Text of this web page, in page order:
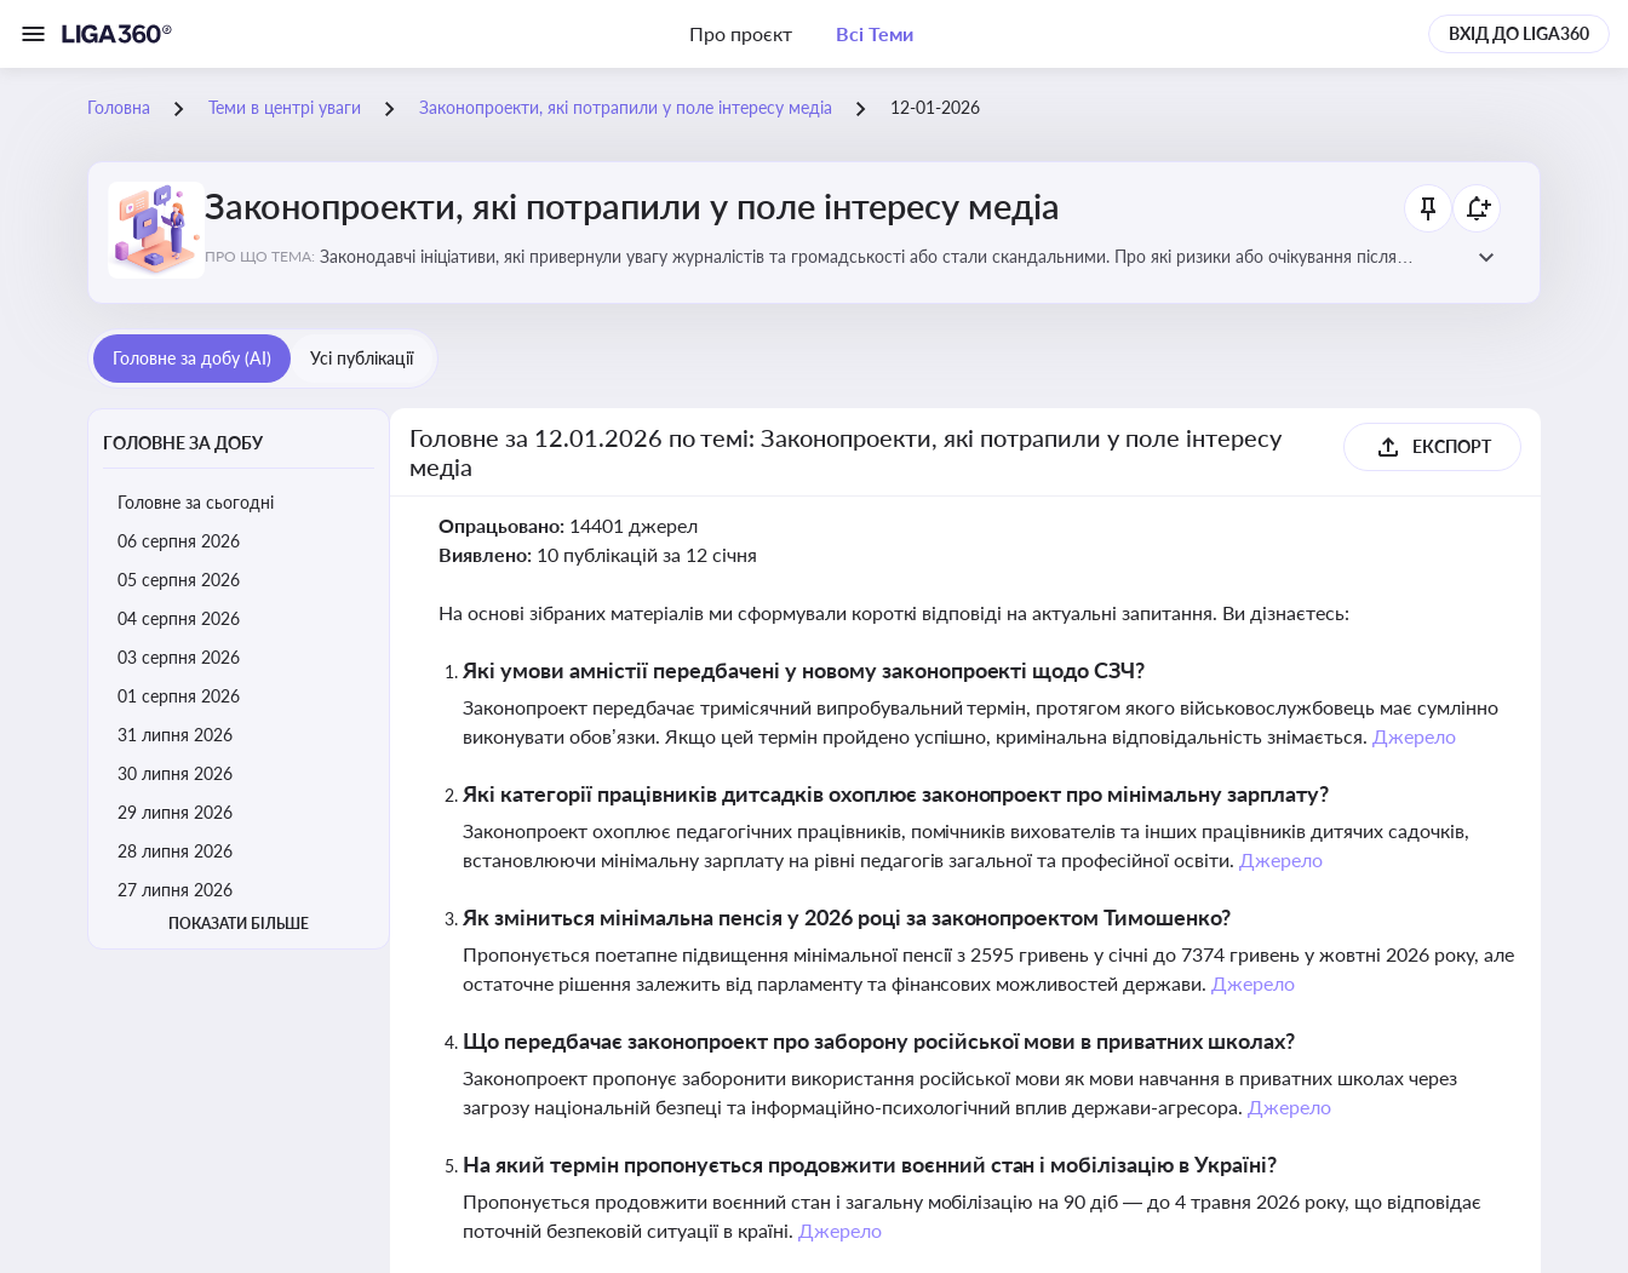
Про проєкт Всі Теми ВХІД ДО LIGA360
Головна Теми в центрі уваги Законопроекти, які потрапили у поле інтересу медіа 12-01-2026
Законопроекти, які потрапили у поле інтересу медіа
ПРО ЩО ТЕМА: Законодавчі ініціативи, які привернули увагу журналістів та громадськості або стали скандальними. Про які ризики або очікування після
Головне за добу (AI) Усі публікації
ГОЛОВНЕ ЗА ДОБУ
Головне за сьогодні
06 серпня 2026
05 серпня 2026
04 серпня 2026
03 серпня 2026
01 серпня 2026
31 липня 2026
30 липня 2026
29 липня 2026
28 липня 2026
27 липня 2026
ПОКАЗАТИ БІЛЬШЕ
Головне за 12.01.2026 по темі: Законопроекти, які потрапили у поле інтересу
медіа
ЕКСПОРТ
Опрацьовано: 14401 джерел
Виявлено: 10 публікацій за 12 січня
На основі зібраних матеріалів ми сформували короткі відповіді на актуальні запитання. Ви дізнаєтесь:
Які умови амністії передбачені у новому законопроекті щодо СЗЧ?
Законопроект передбачає тримісячний випробувальний термін, протягом якого військовослужбовець має сумлінно
виконувати обов’язки. Якщо цей термін пройдено успішно, кримінальна відповідальність знімається. Джерело
Які категорії працівників дитсадків охоплює законопроект про мінімальну зарплату?
Законопроект охоплює педагогічних працівників, помічників вихователів та інших працівників дитячих садочків,
встановлюючи мінімальну зарплату на рівні педагогів загальної та професійної освіти. Джерело
Як зміниться мінімальна пенсія у 2026 році за законопроектом Тимошенко?
Пропонується поетапне підвищення мінімальної пенсії з 2595 гривень у січні до 7374 гривень у жовтні 2026 року, але
остаточне рішення залежить від парламенту та фінансових можливостей держави. Джерело
Що передбачає законопроект про заборону російської мови в приватних школах?
Законопроект пропонує заборонити використання російської мови як мови навчання в приватних школах через
загрозу національній безпеці та інформаційно-психологічний вплив держави-агресора. Джерело
На який термін пропонується продовжити воєнний стан і мобілізацію в Україні?
Пропонується продовжити воєнний стан і загальну мобілізацію на 90 діб — до 4 травня 2026 року, що відповідає
поточній безпековій ситуації в країні. Джерело